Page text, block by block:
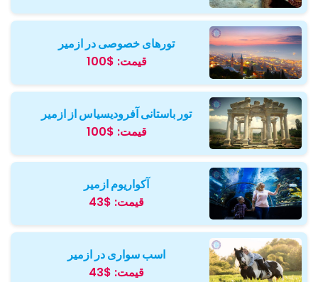
تورهای خصوصی در ازمیر
قیمت: $100
تور باستانی آفرودیسیاس از ازمیر
قیمت: $100
آکواریوم ازمیر
قیمت: $43
اسب سواری در ازمیر
قیمت: $43